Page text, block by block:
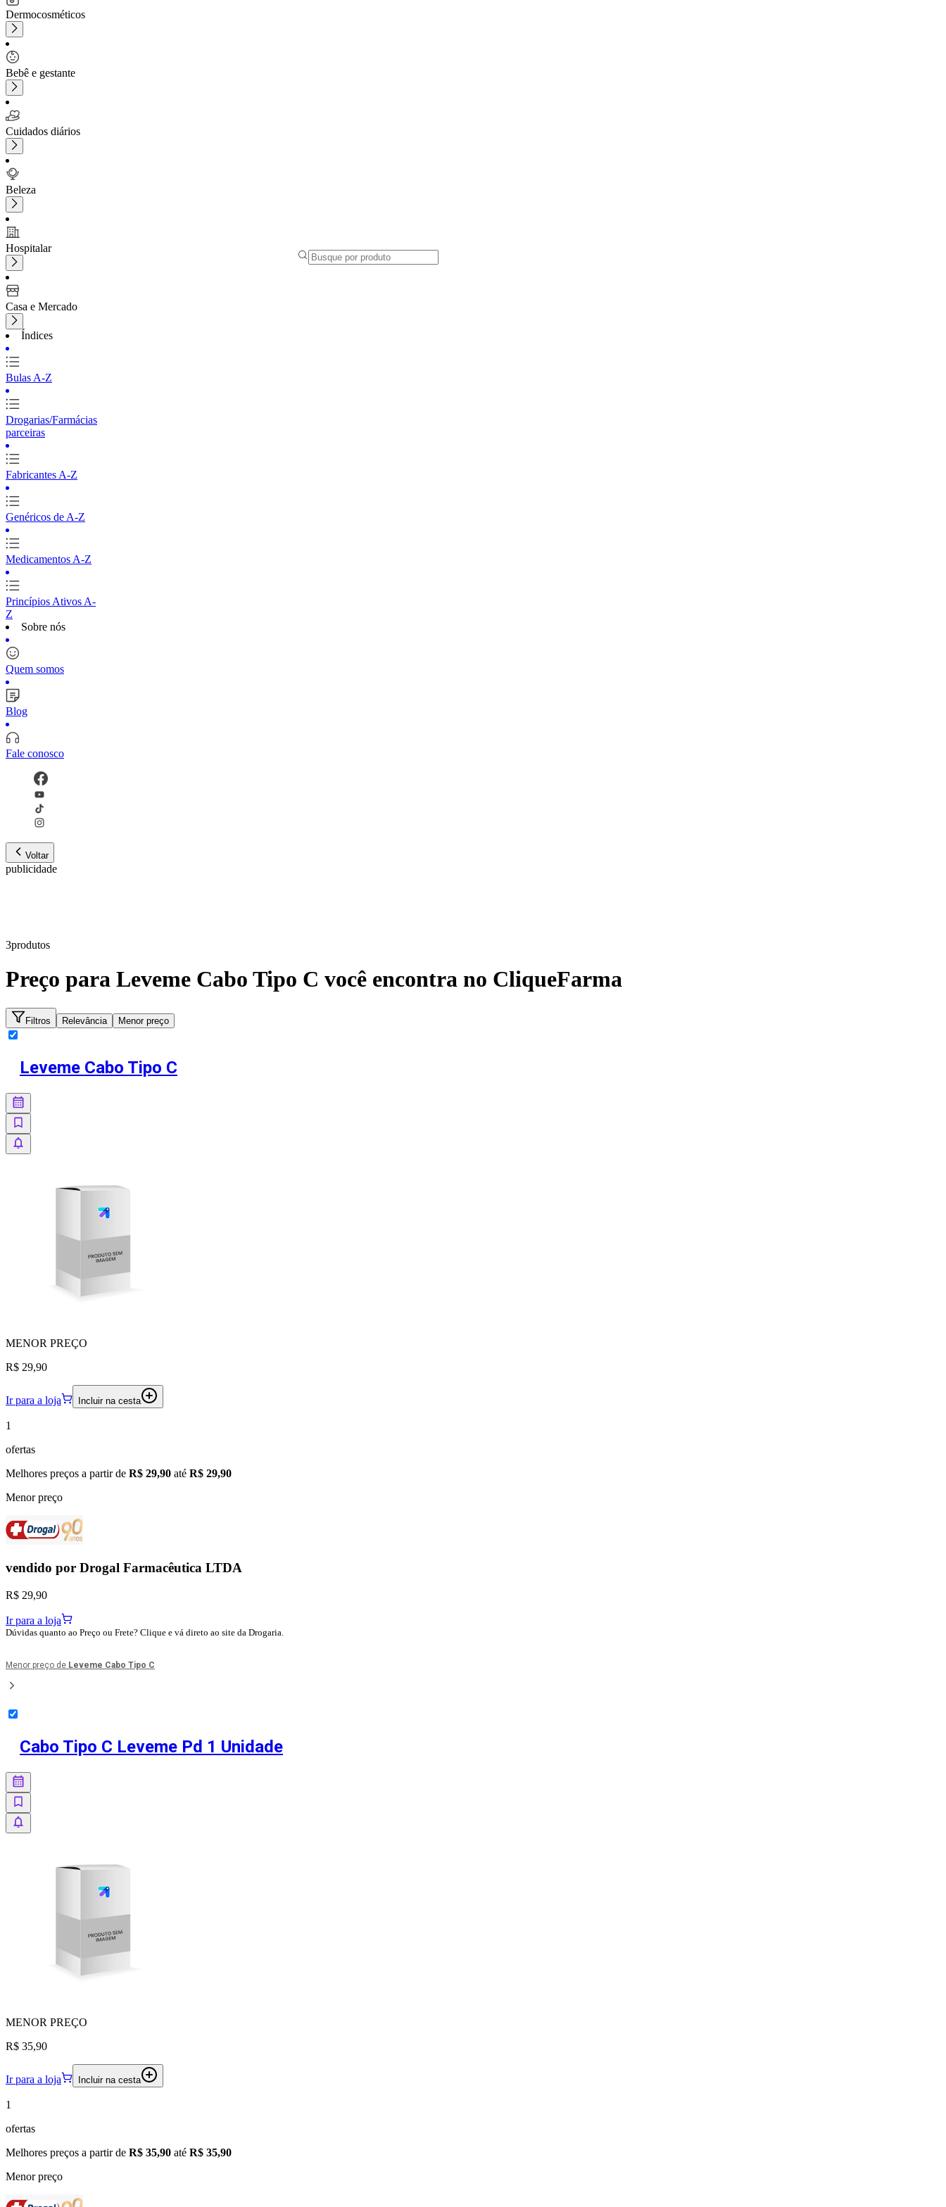
Dermocosméticos
Bebê e gestante
Cuidados diários
Beleza
Hospitalar
Casa e Mercado
Índices
Bulas A-Z
Drogarias/Farmácias
parceiras
Fabricantes A-Z
Genéricos de A-Z
Medicamentos A-Z
Princípios Ativos A-
Z
Sobre nós
Quem somos
Blog
Fale conosco
Voltar
publicidade
3produtos
Preço para Leveme Cabo Tipo C você encontra no CliqueFarma
Filtros Relevância Menor preço
Leveme Cabo Tipo C
MENOR PREÇO
R$ 29,90
Ir para a loja Incluir na cesta
1
ofertas
Melhores preços a partir de R$ 29,90 até R$ 29,90
Menor preço
vendido por Drogal Farmacêutica LTDA
R$ 29,90
Ir para a loja
Dúvidas quanto ao Preço ou Frete? Clique e vá direto ao site da Drogaria.
Menor preço de Leveme Cabo Tipo C
Cabo Tipo C Leveme Pd 1 Unidade
MENOR PREÇO
R$ 35,90
Ir para a loja Incluir na cesta
1
ofertas
Melhores preços a partir de R$ 35,90 até R$ 35,90
Menor preço